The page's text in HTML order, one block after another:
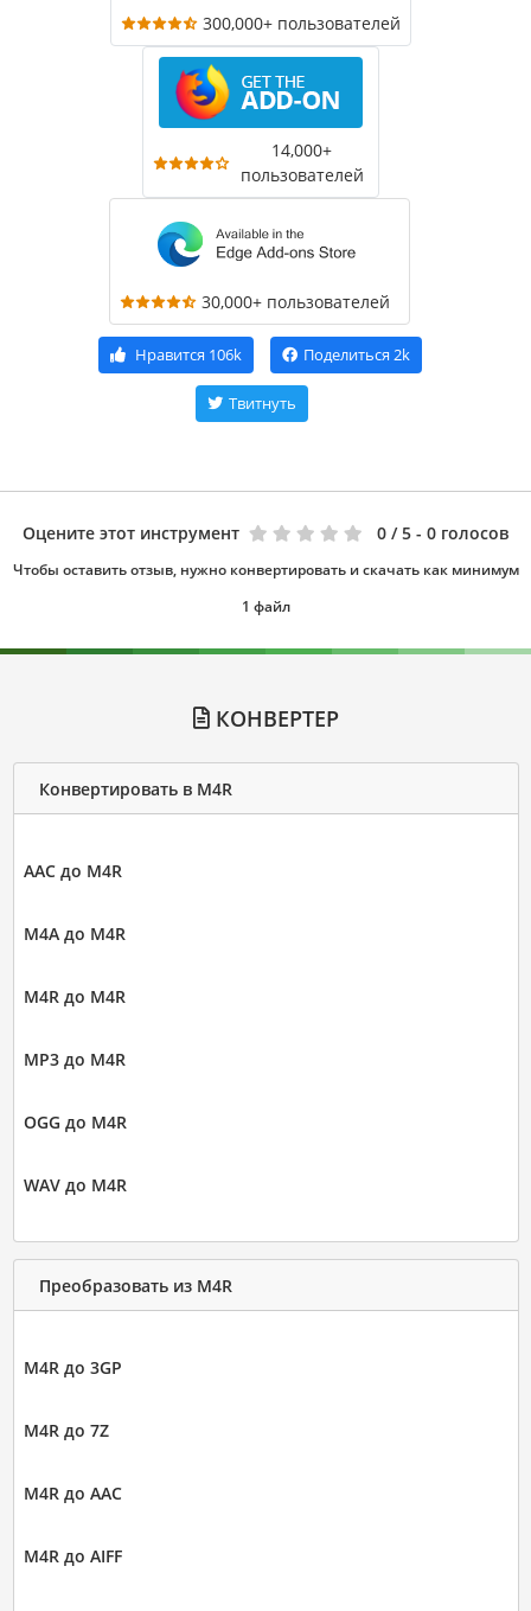
300,000+ пользователей
14,000+
пользователей
30,000+ пользователей
Нравится 106k Поделиться 2k
Твитнуть
Оцените этот инструмент 0 / 5 - 0 голосов
Чтобы оставить отзыв, нужно конвертировать и скачать как минимум
1 файл
КОНВЕРТЕР
Конвертировать в M4R
AAC до M4R
M4A до M4R
M4R до M4R
MP3 до M4R
OGG до M4R
WAV до M4R
Преобразовать из M4R
M4R до 3GP
M4R до 7Z
M4R до AAC
M4R до AIFF